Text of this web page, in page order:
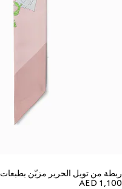
ربطة من تويل الحرير مزيّن بطبعات
AED 1,100